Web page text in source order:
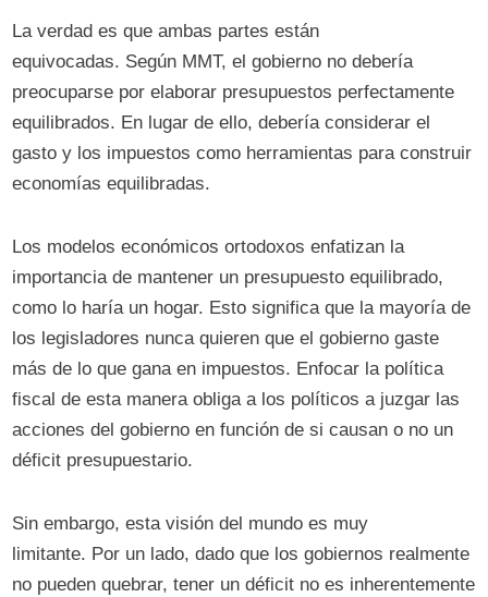
La verdad es que ambas partes están
equivocadas. Según MMT, el gobierno no debería
preocuparse por elaborar presupuestos perfectamente
equilibrados. En lugar de ello, debería considerar el
gasto y los impuestos como herramientas para construir
economías equilibradas.
Los modelos económicos ortodoxos enfatizan la
importancia de mantener un presupuesto equilibrado,
como lo haría un hogar. Esto significa que la mayoría de
los legisladores nunca quieren que el gobierno gaste
más de lo que gana en impuestos. Enfocar la política
fiscal de esta manera obliga a los políticos a juzgar las
acciones del gobierno en función de si causan o no un
déficit presupuestario.
Sin embargo, esta visión del mundo es muy
limitante. Por un lado, dado que los gobiernos realmente
no pueden quebrar, tener un déficit no es inherentemente